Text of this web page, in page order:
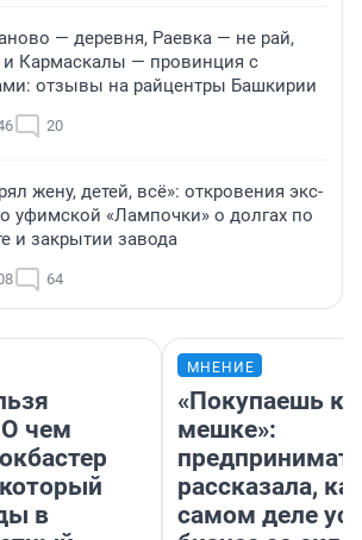
— деревня, Раевка — не рай,
Кармаскалы — провинция с
отзывы на райцентры Башкирии
20
жену, детей, всё»: откровения экс-
уфимской «Лампочки» о долгах по
и закрытии завода
64
О чем
в
МНЕНИЕ
«Покупаешь
мешке»:
рассказала,
самом деле